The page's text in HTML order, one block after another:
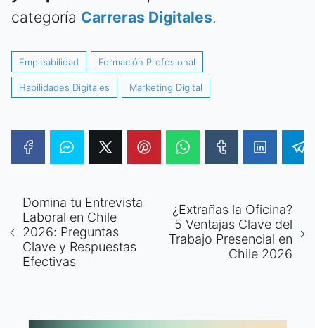
categoría Carreras Digitales.
Empleabilidad Formación Profesional
Habilidades Digitales Marketing Digital
Domina tu Entrevista
Laboral en Chile
2026: Preguntas
Clave y Respuestas
Efectivas
¿Extrañas la Oficina?
5 Ventajas Clave del
Trabajo Presencial en
Chile 2026